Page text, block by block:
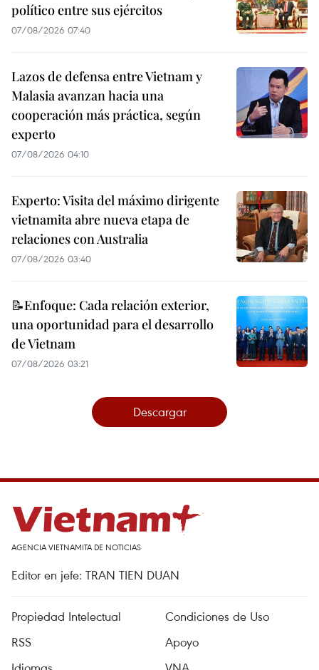
político entre sus ejércitos
07/08/2026 07:40
Lazos de defensa entre Vietnam y
Malasia avanzan hacia una
cooperación más práctica, según
experto
07/08/2026 04:10
Experto: Visita del máximo dirigente
vietnamita abre nueva etapa de
relaciones con Australia
07/08/2026 03:40
📝Enfoque: Cada relación exterior,
una oportunidad para el desarrollo
de Vietnam
07/08/2026 03:21
Descargar
AGENCIA VIETNAMITA DE NOTICIAS
Editor en jefe: TRAN TIEN DUAN
Propiedad Intelectual
Condiciones de Uso
RSS
Apoyo